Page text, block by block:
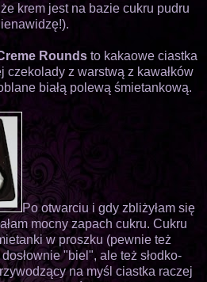
krem jest na bazie cukru pudru
Roundsto kakaowe ciastka
czekolady z warstwą z kawałków
białą polewą śmietankową.
Po otwarciu i gdy zbliżyłam się
mocny zapach cukru. Cukru
w proszku (pewnie też
"biel", ale też słodko-
na myśl ciastka raczej